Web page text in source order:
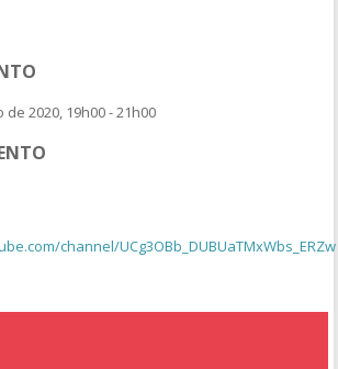
2020, 19h00 - 21h00
channel/UCg3OBb_DUBUaTMxWbs_ERZw